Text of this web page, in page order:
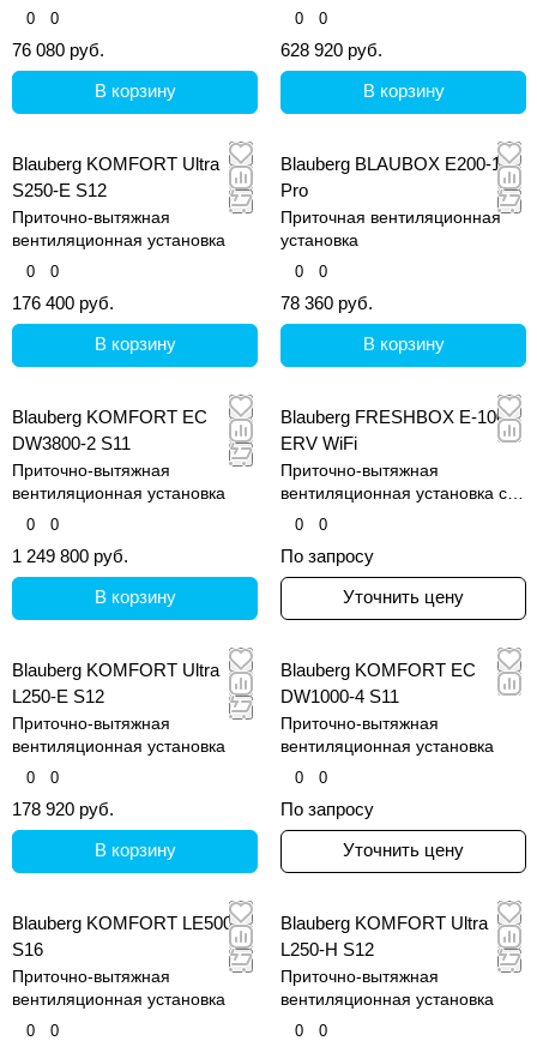
0 0
76 080 руб.
В корзину
0 0
628 920 руб.
В корзину
Blauberg KOMFORT Ultra
S250-E S12
Приточно-вытяжная
вентиляционная установка
0 0
176 400 руб.
В корзину
Blauberg BLAUBOX E200-1,8
Pro
Приточная вентиляционная
установка
0 0
78 360 руб.
В корзину
Blauberg KOMFORT EC
DW3800-2 S11
Приточно-вытяжная
вентиляционная установка
0 0
1 249 800 руб.
В корзину
Blauberg FRESHBOX E-100
ERV WiFi
Приточно-вытяжная
вентиляционная установка с
рекуперацией тепла
0 0
По запросу
Уточнить цену
Blauberg KOMFORT Ultra
L250-E S12
Приточно-вытяжная
вентиляционная установка
0 0
178 920 руб.
В корзину
Blauberg KOMFORT EC
DW1000-4 S11
Приточно-вытяжная
вентиляционная установка
0 0
По запросу
Уточнить цену
Blauberg KOMFORT LE500-3
S16
Приточно-вытяжная
вентиляционная установка
0 0
Blauberg KOMFORT Ultra
L250-H S12
Приточно-вытяжная
вентиляционная установка
0 0